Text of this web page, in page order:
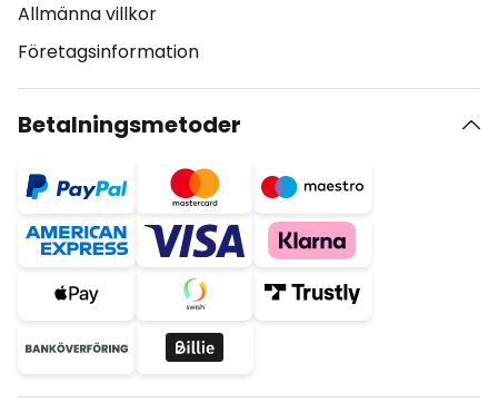
Allmänna villkor
Företagsinformation
Betalningsmetoder